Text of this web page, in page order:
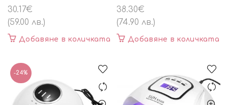
30.17€
(59.00 лв.)
Добавяне в количката
38.30€
(74.90 лв.)
Добавяне в количката
-24%